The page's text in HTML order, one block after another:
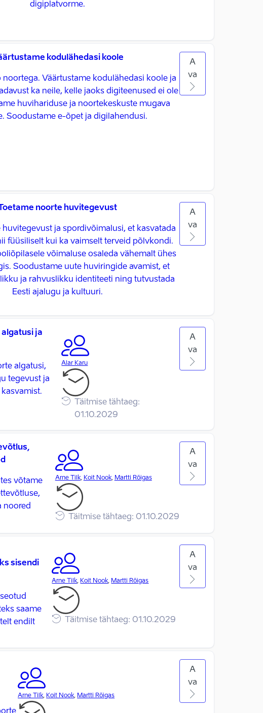
digiplatvorme.
kodulähedasi koole
noortega. Väärtustame kodulähedasi koole ja
ka neile, kelle jaoks digiteenused ei ole
huvihariduse ja noortekeskuste mugava
Soodustame e-õpet ja digilahendusi.
A
va
Toetame noorte huvitegevust
huvitegevust ja spordivõimalusi, et kasvatada
füüsiliselt kui ka vaimselt terveid põlvkondi.
võimaluse osaleda vähemalt ühes
Soodustame uute huviringide avamist, et
ja rahvuslikku identiteeti ning tutvustada
Eesti ajalugu ja kultuuri.
A
va
algatusi ja
algatusi,
tegevust ja
Alar Karu
Täitmise tähtaeg:
01.10.2029
A
va
võtame
noored
Arne Tilk, Koit Nook, Martti Rõigas
Täitmise tähtaeg: 01.10.2029
A
va
sisendi
saame
endilt
Arne Tilk, Koit Nook, Martti Rõigas
Täitmise tähtaeg:01.10.2029
A
va
Arne Tilk, Koit Nook, Martti Rõigas
A
va